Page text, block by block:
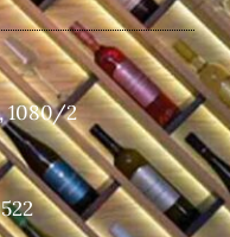
1080/2